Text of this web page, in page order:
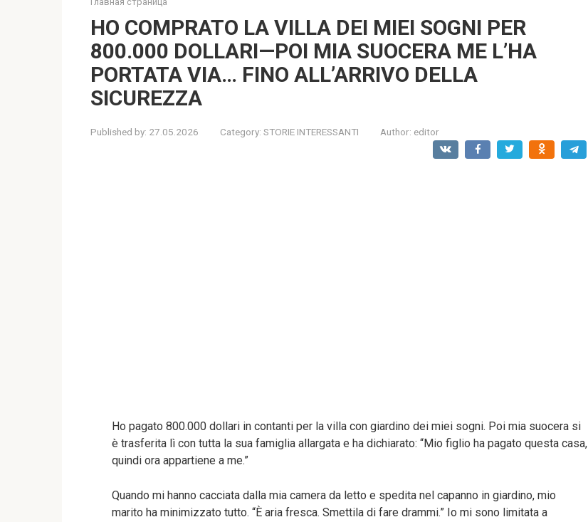
HO COMPRATO LA VILLA DEI MIEI SOGNI PER
800.000 DOLLARI—POI MIA SUOCERA ME L’HA
PORTATA VIA… FINO ALL’ARRIVO DELLA
SICUREZZA
Published by: 27.05.2026 Category: STORIE INTERESSANTI Author: editor
Ho pagato 800.000 dollari in contanti per la villa con giardino dei miei sogni. Poi mia suocera si
è trasferita lì con tutta la sua famiglia allargata e ha dichiarato: “Mio figlio ha pagato questa casa,
quindi ora appartiene a me.”
Quando mi hanno cacciata dalla mia camera da letto e spedita nel capanno in giardino, mio
marito ha minimizzato tutto. “È aria fresca. Smettila di fare drammi.” Io mi sono limitata a